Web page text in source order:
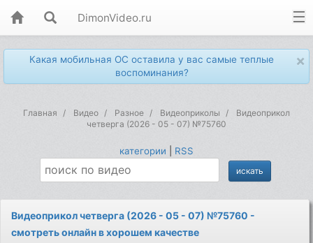
DimonVideo.ru
×
Какая мобильная ОС оставила у вас самые теплые
воспоминания?
Главная Видео Разное Видеоприколы
Видеоприкол
четверга (2026 - 05 - 07) №75760
категории RSS
Видеоприкол четверга (2026 - 05 - 07) №75760 -
смотреть онлайн в хорошем качестве